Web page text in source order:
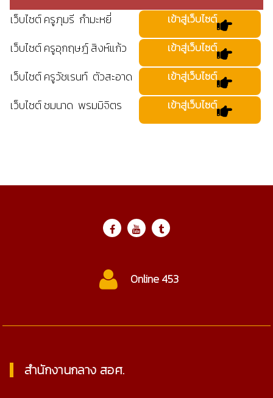
เว็บไซต์ ครูภุมรี กำมะหยี่ เข้าสู่เว็บไซต์
เว็บไซต์ ครูอุกฤษฎ์ สิงห์แก้ว เข้าสู่เว็บไซต์
เว็บไซต์ ครูวัชเรนท์ ตัวสะอาด เข้าสู่เว็บไซต์
เว็บไซต์ ชมนาด พรมมิจิตร เข้าสู่เว็บไซต์
Online 453
สำนักงานกลาง สอศ.